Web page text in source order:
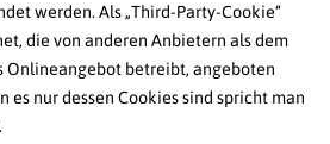
werden. Als „Third-Party-Cookie“
die von anderen Anbietern als dem
Onlineangebot betreibt, angeboten
es nur dessen Cookies sind spricht man